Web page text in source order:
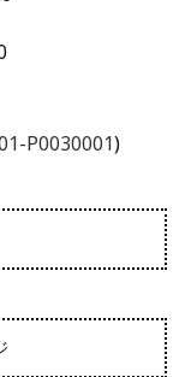
P0030001)